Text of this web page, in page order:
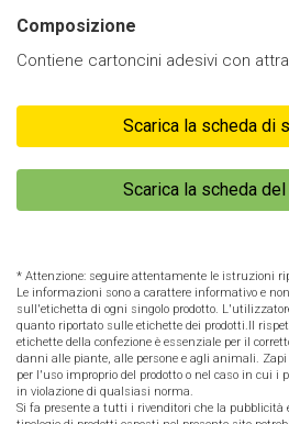
Composizione
Contiene cartoncini adesivi con
Scarica la scheda di
Scarica la scheda
* Attenzione: seguire attentamente le istruzioni
Le informazioni sono a carattere informativo e
sull'etichetta di ogni singolo prodotto.
quanto riportato sulle etichette dei prodotti.Il
etichette della confezione è essenziale per il
danni alle piante, alle persone e agli animali.
per l'uso improprio del prodotto o nel caso in cui i
in violazione di qualsiasi norma.
Si fa presente a tutti i rivenditori che la pubblicità